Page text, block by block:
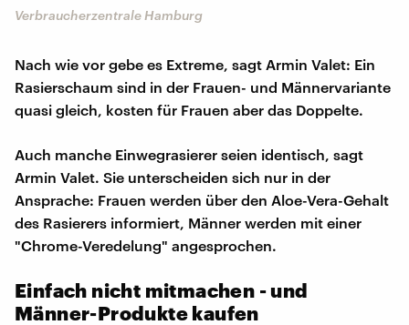
Verbraucherzentrale Hamburg
Nach wie vor gebe es Extreme, sagt Armin Valet: Ein
Rasierschaum sind in der Frauen- und Männervariante
quasi gleich, kosten für Frauen aber das Doppelte.
Auch manche Einwegrasierer seien identisch, sagt
Armin Valet. Sie unterscheiden sich nur in der
Ansprache: Frauen werden über den Aloe-Vera-Gehalt
des Rasierers informiert, Männer werden mit einer
"Chrome-Veredelung" angesprochen.
Einfach nicht mitmachen - und
Männer-Produkte kaufen